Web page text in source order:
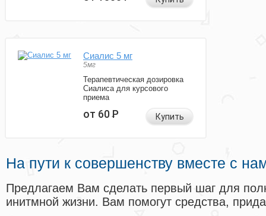
Сиалис 5 мг
5мг
Терапевтическая дозировка
Сиалиса для курсового
приема
от 60Р Купить
На пути к совершенству вместе с
Предлагаем Вам сделать первый шаг для
инитмной жизни. Вам помогут средства,